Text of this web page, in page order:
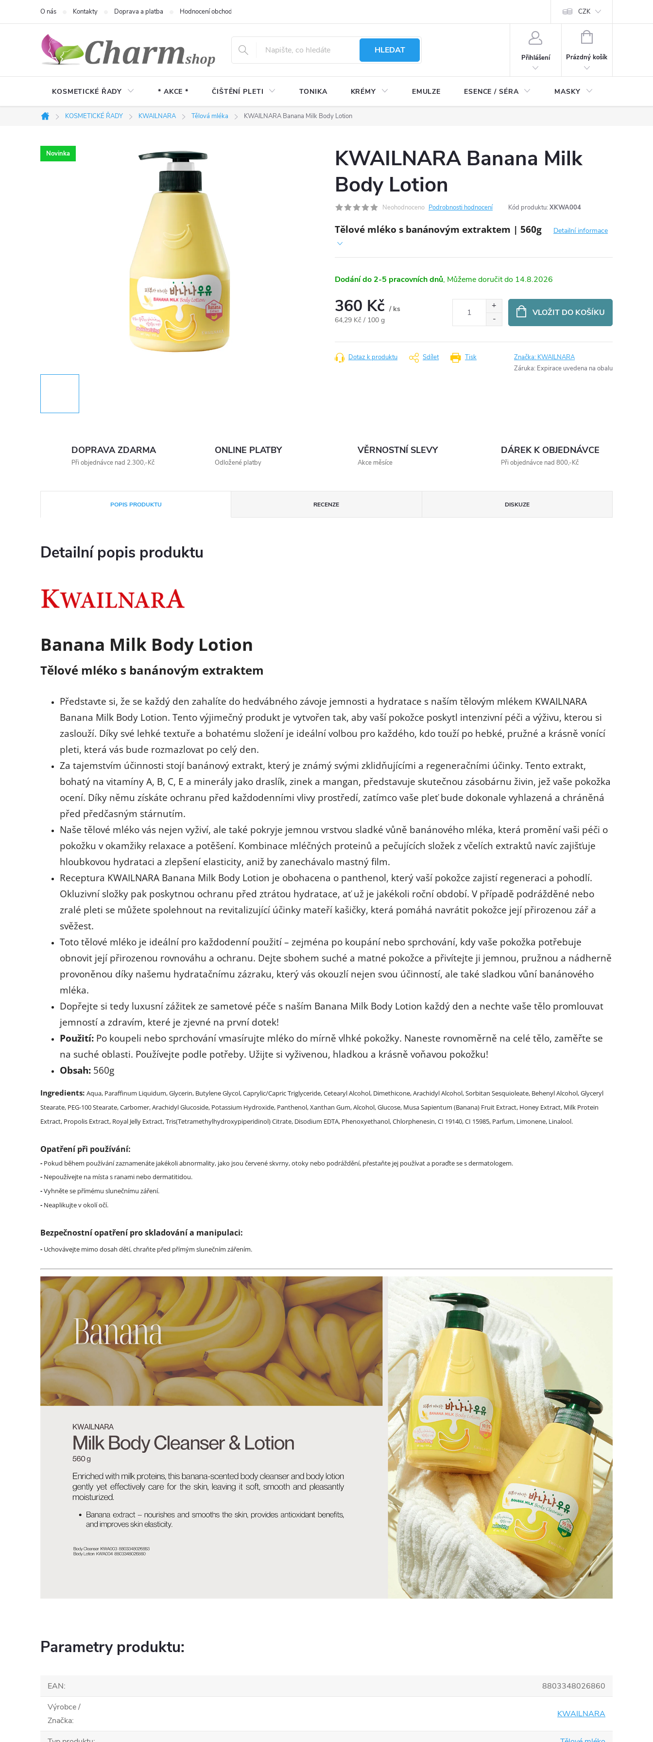
O nás Kontakty Doprava a platba Hodnocení obchodu CZK
HLEDAT
Přihlášení
NÁKUPNÍ
Prázdný košík
KOSMETICKÉ ŘADY * AKCE * ČIŠTĚNÍ PLETI TONIKA KRÉMY EMULZE ESENCE / SÉRA MASKY
Domů
KOSMETICKÉ ŘADY KWAILNARA Tělová mléka KWAILNARA Banana Milk Body Lotion
Novinka
KWAILNARA Banana Milk
Body Lotion
Neohodnoceno Podrobnosti hodnocení Kód produktu: XKWA004
Tělové mléko s banánovým extraktem | 560g Detailní informace
Dodání do 2-5 pracovních dnů 14.8.2026
360 Kč / ks
Měrná
64,29 Kč / 100 g
VLOŽIT DO KOŠÍKU
Tisk
Dotaz k produktu Sdílet Značka: KWAILNARA
Záruka: Expirace uvedena na obalu
DOPRAVA ZDARMA
Při objednávce nad 2.300,-Kč
ONLINE PLATBY
Odložené platby
VĚRNOSTNÍ SLEVY
Akce měsíce
DÁREK K OBJEDNÁVCE
Při objednávce nad 800,-Kč
POPIS PRODUKTU RECENZE DISKUZE
Detailní popis produktu
Banana Milk Body Lotion
Tělové mléko s banánovým extraktem
Představte si, že se každý den zahalíte do hedvábného závoje jemnosti a hydratace s naším tělovým mlékem KWAILNARA
Banana Milk Body Lotion. Tento výjimečný produkt je vytvořen tak, aby vaší pokožce poskytl intenzivní péči a výživu, kterou si
zaslouží. Díky své lehké textuře a bohatému složení je ideální volbou pro každého, kdo touží po hebké, pružné a krásně vonící
pleti, která vás bude rozmazlovat po celý den.
Za tajemstvím účinnosti stojí banánový extrakt, který je známý svými zklidňujícími a regeneračními účinky. Tento extrakt,
bohatý na vitamíny A, B, C, E a minerály jako draslík, zinek a mangan, představuje skutečnou zásobárnu živin, jež vaše pokožka
ocení. Díky němu získáte ochranu před každodenními vlivy prostředí, zatímco vaše pleť bude dokonale vyhlazená a chráněná
před předčasným stárnutím.
Naše tělové mléko vás nejen vyživí, ale také pokryje jemnou vrstvou sladké vůně banánového mléka, která promění vaši péči o
pokožku v okamžiky relaxace a potěšení. Kombinace mléčných proteinů a pečujících složek z včelích extraktů navíc zajišťuje
hloubkovou hydrataci a zlepšení elasticity, aniž by zanechávalo mastný film.
Receptura KWAILNARA Banana Milk Body Lotion je obohacena o panthenol, který vaší pokožce zajistí regeneraci a pohodlí.
Okluzivní složky pak poskytnou ochranu před ztrátou hydratace, ať už je jakékoli roční období. V případě podrážděné nebo
zralé pleti se můžete spolehnout na revitalizující účinky mateří kašičky, která pomáhá navrátit pokožce její přirozenou zář a
svěžest.
Toto tělové mléko je ideální pro každodenní použití – zejména po koupání nebo sprchování, kdy vaše pokožka potřebuje
obnovit její přirozenou rovnováhu a ochranu. Dejte sbohem suché a matné pokožce a přivítejte ji jemnou, pružnou a nádherně
provoněnou díky našemu hydratačnímu zázraku, který vás okouzlí nejen svou účinností, ale také sladkou vůní banánového
mléka.
Dopřejte si tedy luxusní zážitek ze sametové péče s naším Banana Milk Body Lotion každý den a nechte vaše tělo promlouvat
jemností a zdravím, které je zjevné na první dotek!
Použití: Po koupeli nebo sprchování vmasírujte mléko do mírně vlhké pokožky. Naneste rovnoměrně na celé tělo, zaměřte se
na suché oblasti. Používejte podle potřeby. Užijte si vyživenou, hladkou a krásně voňavou pokožku!
Obsah: 560g
Ingredients: Aqua, Paraffinum Liquidum, Glycerin, Butylene Glycol, Caprylic/Capric Triglyceride, Cetearyl Alcohol, Dimethicone, Arachidyl Alcohol, Sorbitan Sesquioleate, Behenyl Alcohol, Glyceryl
Stearate, PEG-100 Stearate, Carbomer, Arachidyl Glucoside, Potassium Hydroxide, Panthenol, Xanthan Gum, Alcohol, Glucose, Musa Sapientum (Banana) Fruit Extract, Honey Extract, Milk Protein
Extract, Propolis Extract, Royal Jelly Extract, Tris(Tetramethylhydroxypiperidinol) Citrate, Disodium EDTA, Phenoxyethanol, Chlorphenesin, CI 19140, CI 15985, Parfum, Limonene, Linalool.
Opatření při používání:
- Pokud během používání zaznamenáte jakékoli abnormality, jako jsou červené skvrny, otoky nebo podráždění, přestaňte jej používat a poraďte se s dermatologem.
- Nepoužívejte na místa s ranami nebo dermatitidou.
-Vyhněte se přímému slunečnímu záření.
- Neaplikujte v okolí očí.
Bezpečnostní opatření pro skladování a manipulaci:
- Uchovávejte mimo dosah dětí, chraňte před přímým slunečním zářením.
Parametry produktu:
EAN:
8803348026860
Výrobce /
Značka:
KWAILNARA